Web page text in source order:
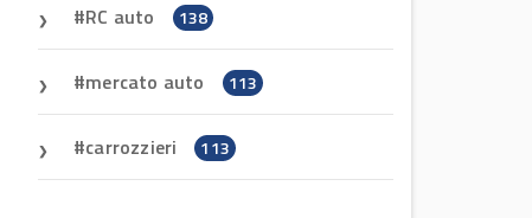
RC auto 138
mercato auto 113
carrozzieri 113